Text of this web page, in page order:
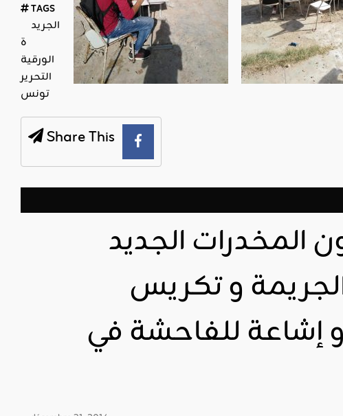
TAGS
الجريد
ة
الورقية
التحرير
تونس
Share This
المخدرات الجديد
و تكريس
إشاعة للفاحشة في